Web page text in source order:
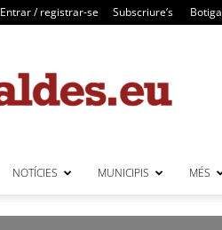
Entrar / registrar-se Subscriure’s Botiga
NOTÍCIES MUNICIPIS MÉS